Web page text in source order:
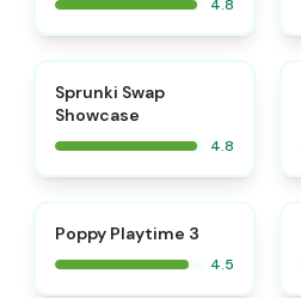
4.8
Sprunki Swap
Showcase
4.8
Poppy Playtime 3
4.5